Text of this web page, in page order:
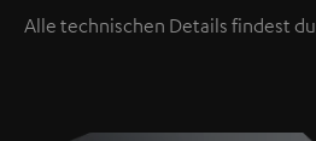
Alle technischen Details findest du